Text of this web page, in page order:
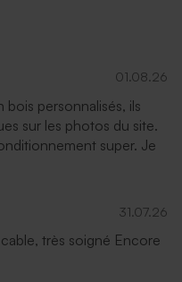
01.08.26
bois personnalisés, ils
sur les photos du site.
super. Je
31.07.26
très soigné Encore